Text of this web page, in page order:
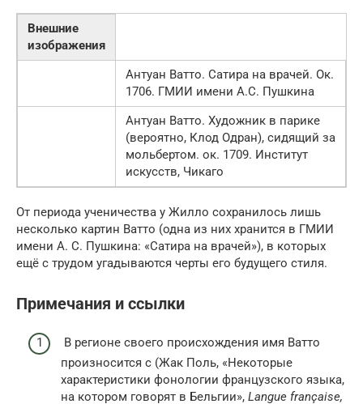
Внешние
изображения
Антуан Ватто. Сатира на врачей. Ок.
1706. ГМИИ имени А.С. Пушкина
Антуан Ватто. Художник в парике
(вероятно, Клод Одран), сидящий за
мольбертом. ок. 1709. Институт
искусств, Чикаго
От периода ученичества у Жилло сохранилось лишь
несколько картин Ватто (одна из них хранится в ГМИИ
имени А. С. Пушкина: «Сатира на врачей»), в которых
ещё с трудом угадываются черты его будущего стиля.
Примечания и ссылки
В регионе своего происхождения имя Ватто
произносится с (Жак Поль, «Некоторые
характеристики фонологии французского языка,
на котором говорят в Бельгии», Langue française,